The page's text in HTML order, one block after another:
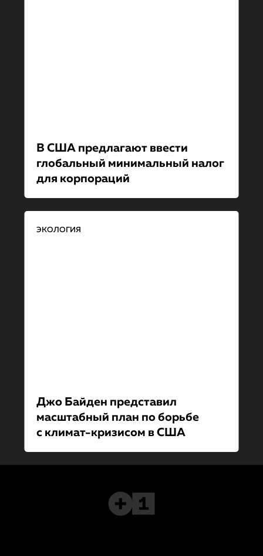
В США предлагают ввести
глобальный минимальный налог
для корпораций
ЭКОЛОГИЯ
Джо Байден представил
масштабный план по борьбе
с климат-кри­зи­сом в США